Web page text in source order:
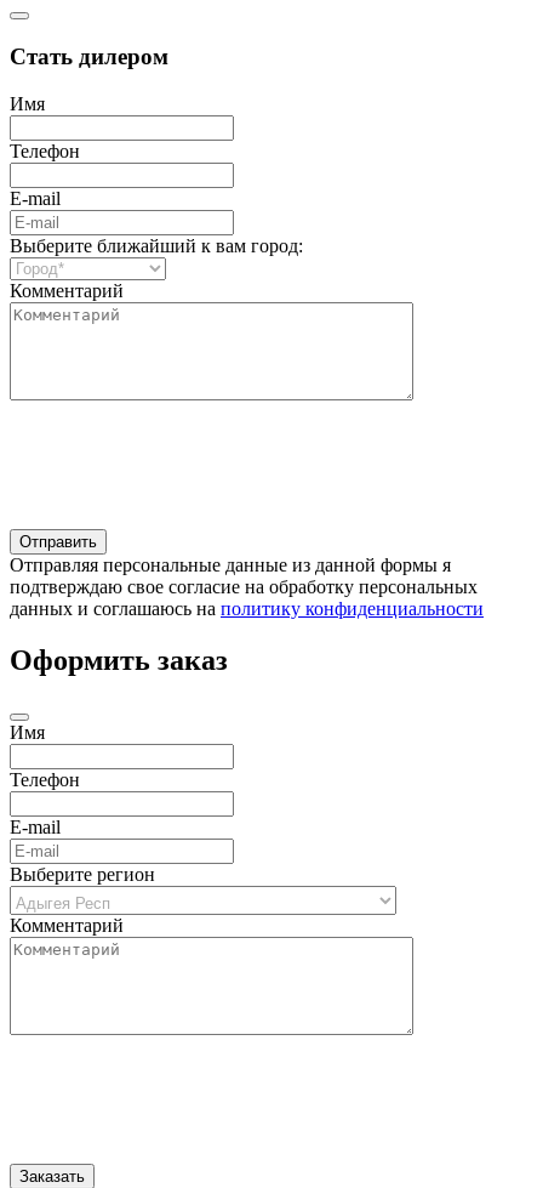
Стать дилером
Имя
Телефон
E-mail
Выберите ближайший к вам город:
Комментарий
Отправляя персональные данные из данной формы я
подтверждаю свое согласие на обработку персональных
данных и соглашаюсь на политику конфиденциальности
Оформить заказ
Имя
Телефон
E-mail
Выберите регион
Комментарий